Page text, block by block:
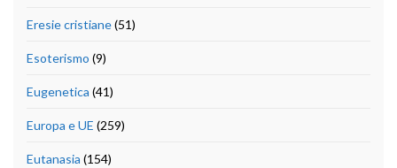
Eresie cristiane(51)
Esoterismo (9)
Eugenetica (41)
Europa e UE (259)
Eutanasia (154)